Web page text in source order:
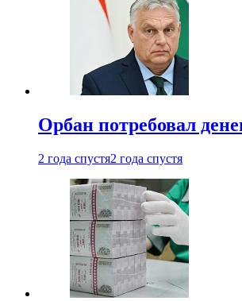
Орбан потребовал
2 года спустя2 года спустя